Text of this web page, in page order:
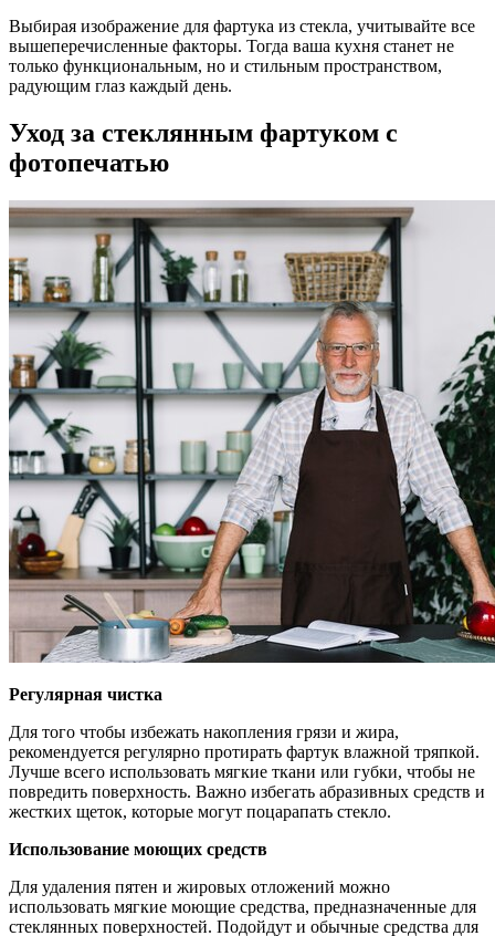
Выбирая изображение для фартука из стекла, учитывайте все
вышеперечисленные факторы. Тогда ваша кухня станет не
только функциональным, но и стильным пространством,
радующим глаз каждый день.
Уход за стеклянным фартуком с
фотопечатью
Регулярная чистка
Для того чтобы избежать накопления грязи и жира,
рекомендуется регулярно протирать фартук влажной тряпкой.
Лучше всего использовать мягкие ткани или губки, чтобы не
повредить поверхность. Важно избегать абразивных средств и
жестких щеток, которые могут поцарапать стекло.
Использование моющих средств
Для удаления пятен и жировых отложений можно
использовать мягкие моющие средства, предназначенные для
стеклянных поверхностей. Подойдут и обычные средства для